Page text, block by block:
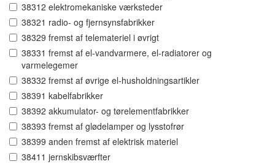
38312 elektromekaniske værksteder
38321 radio- og fjernsynsfabrikker
38329 fremst af telemateriel i øvrigt
38331 fremst af el-vandvarmere, el-radiatorer og
varmelegemer
38332 fremst af øvrige el-husholdningsartikler
38391 kabelfabrikker
38392 akkumulator- og tørelementfabrikker
38393 fremst af glødelamper og lysstofrør
38399 anden fremst af elektrisk materiel
38411 jernskibsværfter